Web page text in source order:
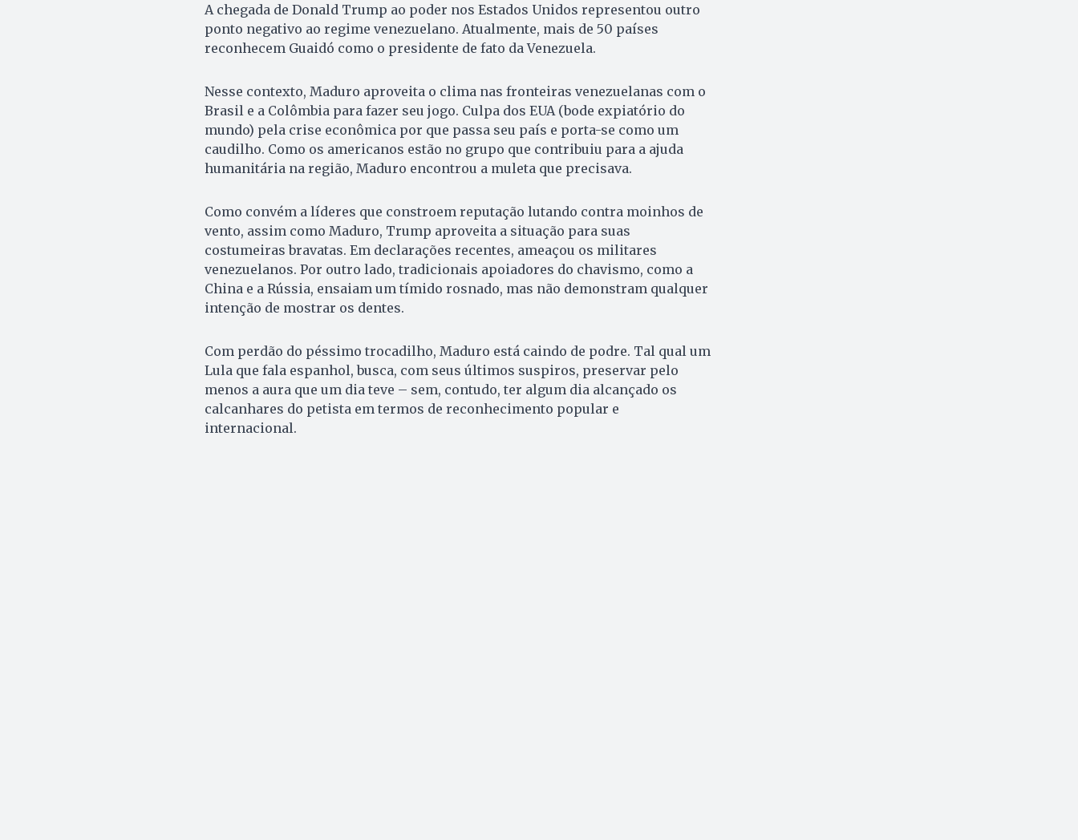
A chegada de Donald Trump ao poder nos Estados Unidos representou outro
ponto negativo ao regime venezuelano. Atualmente, mais de 50 países
reconhecem Guaidó como o presidente de fato da Venezuela.
Nesse contexto, Maduro aproveita o clima nas fronteiras venezuelanas com o
Brasil e a Colômbia para fazer seu jogo. Culpa dos EUA (bode expiatório do
mundo) pela crise econômica por que passa seu país e porta-se como um
caudilho. Como os americanos estão no grupo que contribuiu para a ajuda
humanitária na região, Maduro encontrou a muleta que precisava.
Como convém a líderes que constroem reputação lutando contra moinhos de
vento, assim como Maduro, Trump aproveita a situação para suas
costumeiras bravatas. Em declarações recentes, ameaçou os militares
venezuelanos. Por outro lado, tradicionais apoiadores do chavismo, como a
China e a Rússia, ensaiam um tímido rosnado, mas não demonstram qualquer
intenção de mostrar os dentes.
Com perdão do péssimo trocadilho, Maduro está caindo de podre. Tal qual um
Lula que fala espanhol, busca, com seus últimos suspiros, preservar pelo
menos a aura que um dia teve – sem, contudo, ter algum dia alcançado os
calcanhares do petista em termos de reconhecimento popular e
internacional.